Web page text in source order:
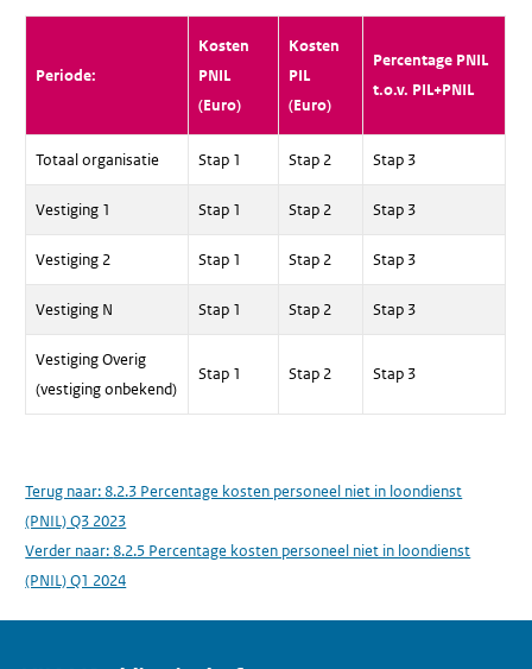
Periode:
Kosten
PNIL
(Euro)
Kosten
PIL
(Euro)
Percentage PNIL
t.o.v. PIL+PNIL
Totaal organisatie Stap 1 Stap 2 Stap 3
Vestiging 1 Stap 1 Stap 2 Stap 3
Vestiging 2 Stap 1 Stap 2 Stap 3
Vestiging N Stap 1 Stap 2 Stap 3
Vestiging Overig
(vestiging onbekend)
Stap 1 Stap 2 Stap 3
Terug naar:8.2.3 Percentage kosten personeel niet in loondienst
(PNIL) Q3 2023
Verder naar:8.2.5 Percentage kosten personeel niet in loondienst
(PNIL) Q1 2024